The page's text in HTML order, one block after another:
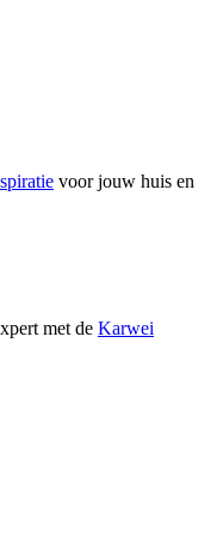
voor jouw huis en
met de Karwei